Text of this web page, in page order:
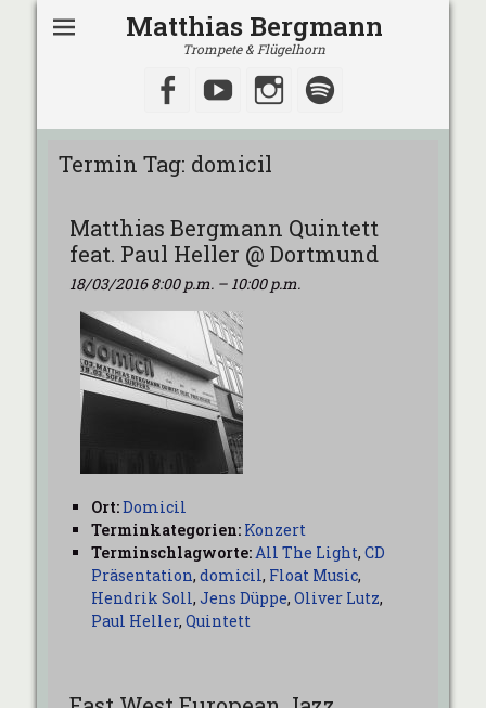
Matthias Bergmann
Trompete & Flügelhorn
Facebook
YouTubeInstagram
Termin Tag: domicil
Matthias Bergmann Quintett
feat. Paul Heller @ Dortmund
18/03/2016 8:00 p.m. – 10:00 p.m.
Ort:Domicil
Terminkategorien: Konzert
Terminschlagworte:All The Light, CD
Präsentation, domicil, Float Music,
Hendrik Soll, Jens Düppe, Oliver Lutz,
Paul Heller, Quintett